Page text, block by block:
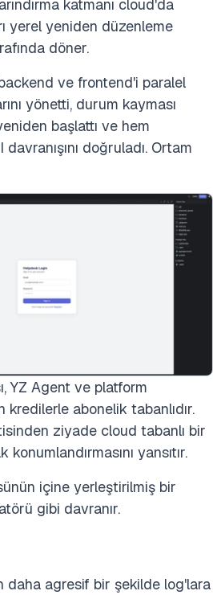
katmanı cloud'da
yerel yeniden düzenleme
döner.
ve frontend'i paralel
yönetti, durum kayması
başlattı ve hem
doğruladı. Ortam
YZ Agent ve platform
abonelik tabanlıdır.
ziyade cloud tabanlı bir
yansıtır.
içine yerleştirilmiş bir
gibi davranır.
daha agresif bir şekilde log'lara